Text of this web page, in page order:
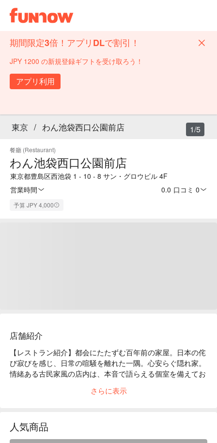
期間限定3倍！アプリDLで割引！
JPY 1200 の新規登録ギフトを受け取ろう！
アプリ利用
東京 / わん池袋西口公園前店
餐廳 (Restaurant)
わん池袋西口公園前店
東京都豊島区西池袋 1 - 10 - 8 サン・グロウビル 4F
営業時間
0.0 口コミ 0
予算 JPY 4,000
1/5
店舗紹介
【レストラン紹介】都会にたたずむ百年前の家屋。日本の侘
び寂びを感じ、日常の喧騒を離れた一隅。心安らぐ隠れ家。
情緒ある古民家風の店内は、本音で語らえる個室を備えてお
た雰囲気は、私たちのお客様へ対するおもてなしの心と、た
くさんの職人達の手によって作られます。「日常の中の美」
さらに表示
人気商品